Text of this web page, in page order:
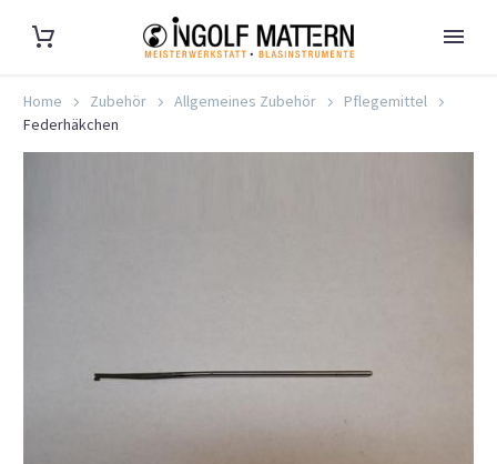
Home Zubehör Allgemeines Zubehör
Pflegemittel
Federhäkchen